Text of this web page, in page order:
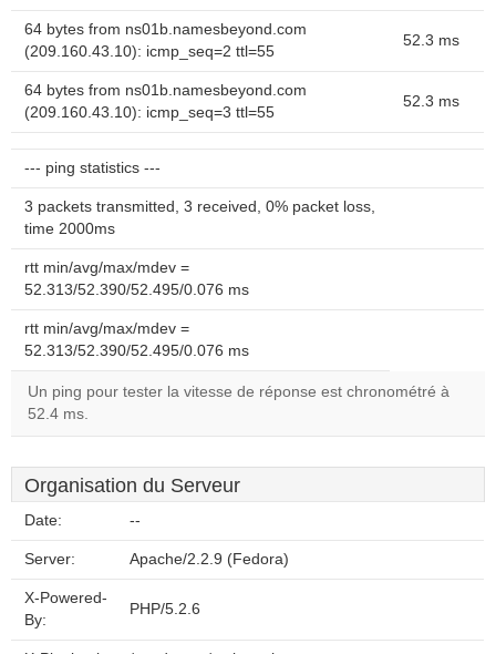
64 bytes from ns01b.namesbeyond.com
(209.160.43.10): icmp_seq=2 ttl=55
52.3 ms
64 bytes from ns01b.namesbeyond.com
(209.160.43.10): icmp_seq=3 ttl=55
52.3 ms
--- ping statistics ---
3 packets transmitted, 3 received, 0% packet loss,
time 2000ms
rtt min/avg/max/mdev =
52.313/52.390/52.495/0.076 ms
rtt min/avg/max/mdev =
52.313/52.390/52.495/0.076 ms
Un ping pour tester la vitesse de réponse est chronométré à
52.4 ms.
Organisation du Serveur
Date: --
Server: Apache/2.2.9 (Fedora)
X-Powered-
By:
PHP/5.2.6